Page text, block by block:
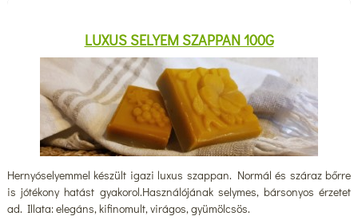
LUXUS SELYEM SZAPPAN 100G
Hernyóselyemmel készült igazi luxus szappan. Normál és száraz bőrre
is jótékony hatást gyakorol.Használójának selymes, bársonyos érzetet
ad. Illata: elegáns, kifinomult, virágos, gyümölcsös.